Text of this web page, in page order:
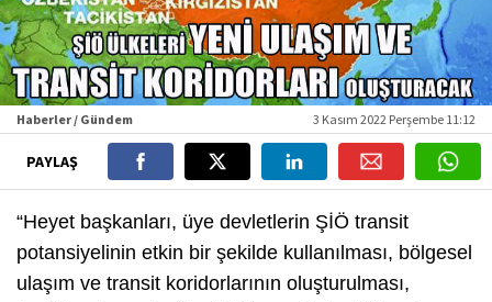
Haberler / Gündem 3 Kasım 2022 Perşembe 11:12
PAYLAŞ
“Heyet başkanları, üye devletlerin ŞİÖ transit
potansiyelinin etkin bir şekilde kullanılması, bölgesel
ulaşım ve transit koridorlarının oluşturulması,